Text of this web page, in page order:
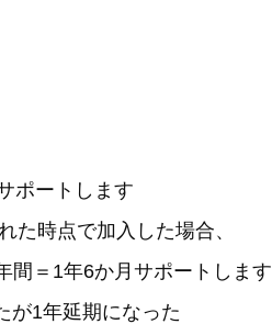
ートします
た時点で加入した場合、
年6か月サポートします
1年延期になった